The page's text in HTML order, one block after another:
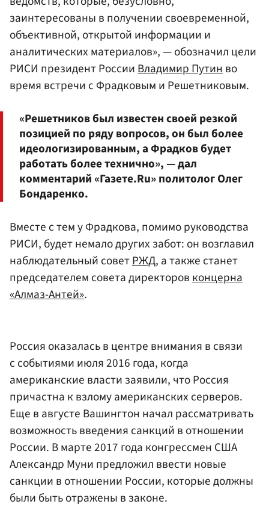
заинтересованы в получении своевременной,
объективной, открытой информации и
аналитических материалов», — обозначил цели
РИСИ президент РоссииВладимир Путинво
время встречи с Фрадковым и Решетниковым.
«Решетников был известен своей резкой
позицией по ряду вопросов, он был более
идеологизированным, а Фрадков будет
работать более технично», — дал
комментарий «Газете.Ru» политолог Олег
Бондаренко.
Вместе с тем у Фрадкова, помимо руководства
РИСИ, будет немало других забот: он возглавил
наблюдательный советРЖД, а также станет
председателем совета директоровконцерна
«Алмаз-Антей».
Россия оказалась в центре внимания в связи
с событиями июля 2016 года, когда
американские власти заявили, что Россия
причастна к взлому американских серверов.
Еще в августе Вашингтон начал рассматривать
возможность введения санкций в отношении
России. В марте 2017 года конгрессмен США
Александр Муни предложил ввести новые
санкции в отношении России, которые должны
были быть отражены в законе.